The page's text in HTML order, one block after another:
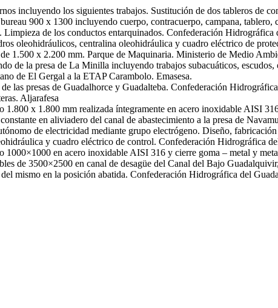
incluyendo los siguientes trabajos. Sustitución de dos tableros de
900 x 1300 incluyendo cuerpo, contracuerpo, campana,
Limpieza de los conductos entarquinados. Confederación
oleohidráulicos, centralina oleohidráulica y cuadro eléctrico de
1.500 x 2.200 mm. Parque de Maquinaria. Ministerio de Medio
de la presa de La Minilla incluyendo trabajos subacuáticos,
de El Gergal a la ETAP Carambolo. Emasesa.
las presas de Guadalhorce y Guadalteba. Confederación
Aljarafesa
1.800 x 1.800 mm realizada íntegramente en acero inoxidable AISI
en aliviadero del canal de abastecimiento a la presa de
de electricidad mediante grupo electrógeno. Diseño,
y cuadro eléctrico de control. Confederación Hidrográfica
en acero inoxidable AISI 316 y cierre goma – metal y
de 3500×2500 en canal de desagüe del Canal del Bajo
mismo en la posición abatida. Confederación Hidrográfica del